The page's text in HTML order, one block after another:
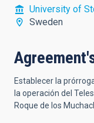
University of
Sweden
Establecer la
la operación del
Roque de los